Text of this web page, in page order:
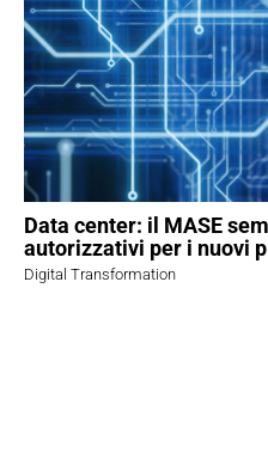
Data center: il MASE
autorizzativi per i nuovi
Digital Transformation